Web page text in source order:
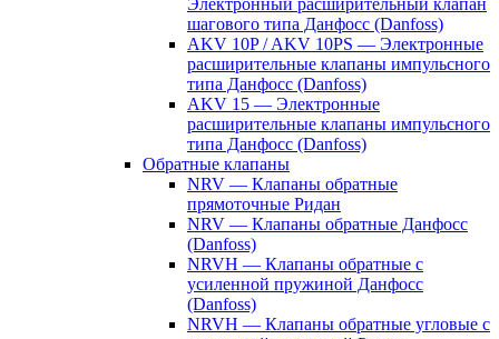
Электронный расширительный клапан
шагового типа Данфосс (Danfoss)
AKV 10P / AKV 10PS — Электронные
расширительные клапаны импульсного
типа Данфосс (Danfoss)
AKV 15 — Электронные
расширительные клапаны импульсного
типа Данфосс (Danfoss)
Обратные клапаны
NRV — Клапаны обратные
прямоточные Ридан
NRV — Клапаны обратные Данфосс
(Danfoss)
NRVH — Клапаны обратные с
усиленной пружиной Данфосс
(Danfoss)
NRVH — Клапаны обратные угловые с